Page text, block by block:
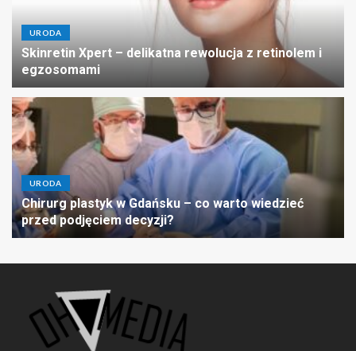
URODA
Skinretin Xpert – delikatna rewolucja z retinolem i
egzosomami
URODA
Chirurg plastyk w Gdańsku – co warto wiedzieć
przed podjęciem decyzji?